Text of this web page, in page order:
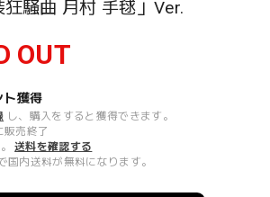
騒曲 月村 手毬」Ver.
OUT
ト獲得
し、購入をすると獲得できます。
売終了
送料を確認する
内送料が無料になります。